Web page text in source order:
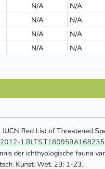
N/A
N/A
N/A
N/A
N/A
N/A
N/A N/A
IUCN Red List of Threatened
der ichthyologische fauna
Kunst. Wet. 23: 1-23.